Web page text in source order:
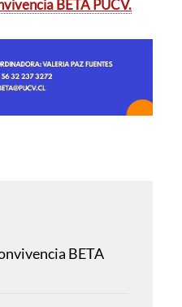
BETA PUCV.
BETA